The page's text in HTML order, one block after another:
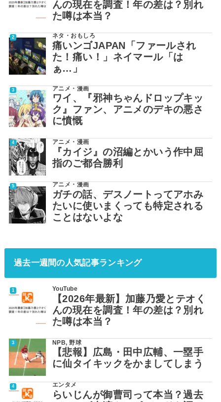
んの現在を調査！年の差は？別れ
た噂は本当？
ネタ・おもしろ
痛いンゴJAPAN「ファールされ
た！痛い！」ネイマール「は
ぁ…」
アニメ・漫画
ワイ、『邪神ちゃんドロップキッ
ク』ファン、アニメのデキの悪さ
に憤慨
アニメ・漫画
『カイジ』の沼編とかいう作中屈
指のご都合勝利
アニメ・漫画
ガチの話、デスノートってアホみ
たいに使いまくっても特定される
ことはないよな
過去一週間の人気記事ランキング
YouTube
【2026年最新】加藤乃愛とテオく
んの現在を調査！年の差は？別れ
た噂は本当？
NPB,野球
【悲報】広島・田中広輔、一塁手
に仙タイキックをかましてしまう
エンタメ
らいじんが御曹司って本当？過去